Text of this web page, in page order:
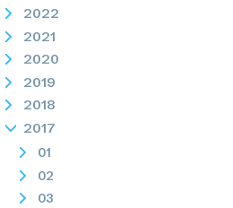
2022
2021
2020
2019
2018
2017
01
02
03